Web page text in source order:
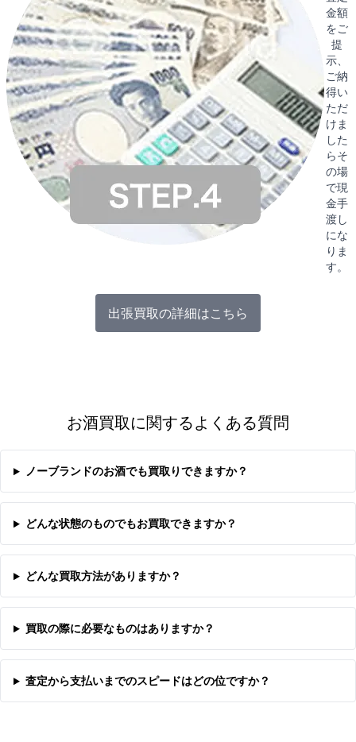
金額
をご
提
示、
ご納
得い
ただ
けま
した
らそ
の場
で現
金手
渡し
にな
りま
す。
出張買取の詳細はこちら
お酒買取に関するよくある質問
ノーブランドのお酒でも買取りできますか？
どんな状態のものでもお買取できますか？
どんな買取方法がありますか？
買取の際に必要なものはありますか？
査定から支払いまでのスピードはどの位ですか？